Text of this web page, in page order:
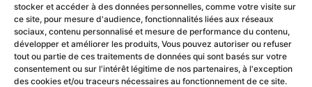
stocker et accéder à des données personnelles, comme votre visite sur
ce site, pour mesure d'audience, fonctionnalités liées aux réseaux
sociaux, contenu personnalisé et mesure de performance du contenu,
développer et améliorer les produits, Vous pouvez autoriser ou refuser
tout ou partie de ces traitements de données qui sont basés sur votre
consentement ou sur l'intérêt légitime de nos partenaires, à l'exception
des cookies et/ou traceurs nécessaires au fonctionnement de ce site.
6 rue Léo Valentin,
88000 Épinal
contact-
expertise@analysis.fr
Mentions légales
Politique de
cookies (UE)